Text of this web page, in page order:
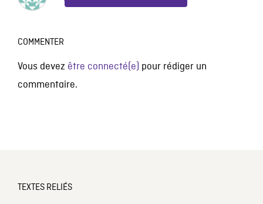
COMMENTER
Vous devez être connecté(e) pour rédiger un
commentaire.
TEXTES RELIÉS